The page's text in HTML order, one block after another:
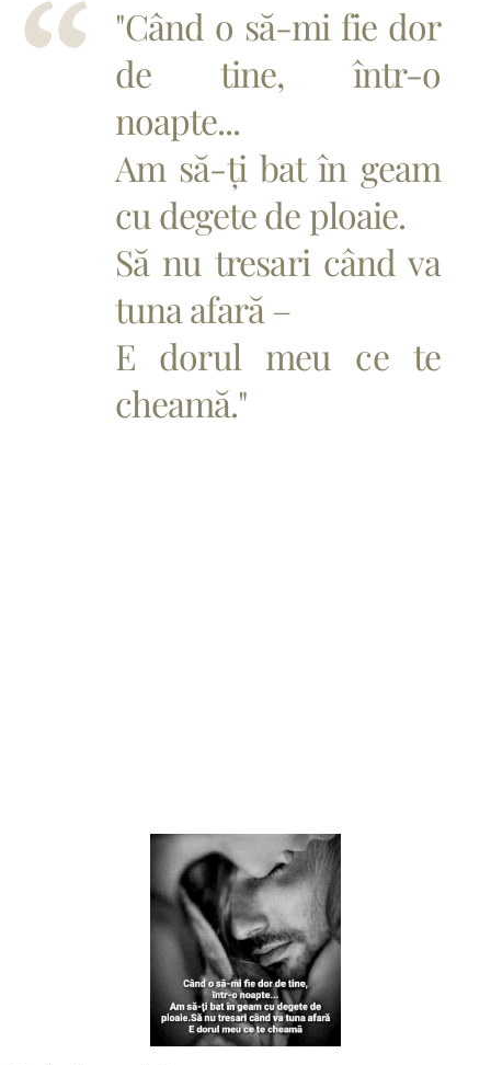
"Când o să-mi fie dor
de tine, într-o
noapte...
Am să-ți bat în geam
cu degete de ploaie.
Să nu tresari când va
tuna afară –
E dorul meu ce te
cheamă."